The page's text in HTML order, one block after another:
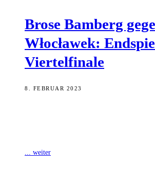
Bro­se Bam­berg
Włocła­wek:
Viertelfinale
8. FEBRUAR 2023
... weiter